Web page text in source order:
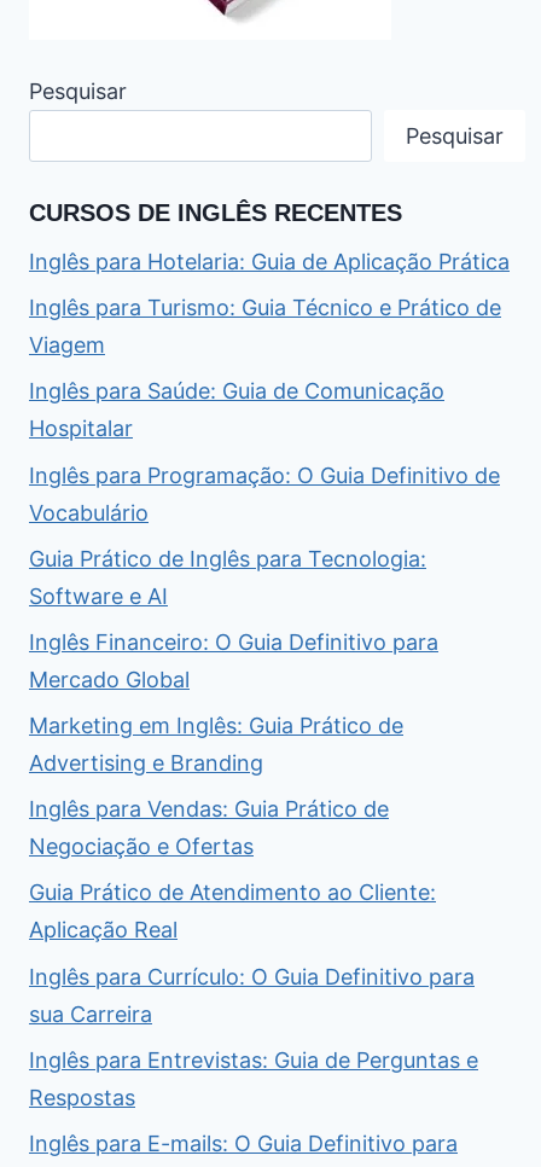
Pesquisar
Pesquisar
CURSOS DE INGLÊS RECENTES
Inglês para Hotelaria: Guia de Aplicação Prática
Inglês para Turismo: Guia Técnico e Prático de
Viagem
Inglês para Saúde: Guia de Comunicação
Hospitalar
Inglês para Programação: O Guia Definitivo de
Vocabulário
Guia Prático de Inglês para Tecnologia:
Software e AI
Inglês Financeiro: O Guia Definitivo para
Mercado Global
Marketing em Inglês: Guia Prático de
Advertising e Branding
Inglês para Vendas: Guia Prático de
Negociação e Ofertas
Guia Prático de Atendimento ao Cliente:
Aplicação Real
Inglês para Currículo: O Guia Definitivo para
sua Carreira
Inglês para Entrevistas: Guia de Perguntas e
Respostas
Inglês para E-mails: O Guia Definitivo para